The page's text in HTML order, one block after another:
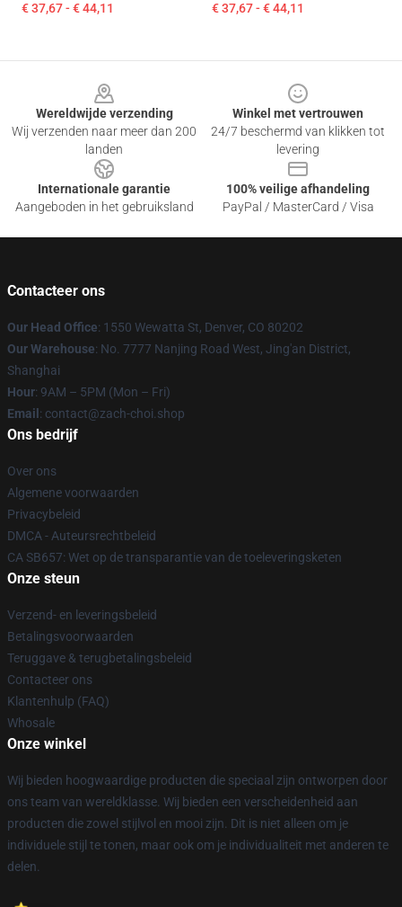
€ 37,67 - € 44,11 € 37,67 - € 44,11
Wereldwijde verzending
Wij verzenden naar meer dan 200
landen
Winkel met vertrouwen
24/7 beschermd van klikken tot
levering
Internationale garantie
Aangeboden in het gebruiksland
100% veilige afhandeling
PayPal / MasterCard / Visa
Contacteer ons
Our Head Office: 1550 Wewatta St, Denver, CO 80202
Our Warehouse: No. 7777 Nanjing Road West, Jing'an District,
Shanghai
Hour: 9AM – 5PM (Mon – Fri)
Email : contact@zach-choi.shop
Ons bedrijf
Over ons
Algemene voorwaarden
Privacybeleid
DMCA - Auteursrechtbeleid
CA SB657: Wet op de transparantie van de toeleveringsketen
Onze steun
Verzend- en leveringsbeleid
Betalingsvoorwaarden
Teruggave & terugbetalingsbeleid
Contacteer ons
Klantenhulp (FAQ)
Whosale
Onze winkel
Wij bieden hoogwaardige producten die speciaal zijn ontworpen door
ons team van wereldklasse. Wij bieden een verscheidenheid aan
producten die zowel stijlvol en mooi zijn. Dit is niet alleen om je
individuele stijl te tonen, maar ook om je individualiteit met anderen te
delen.